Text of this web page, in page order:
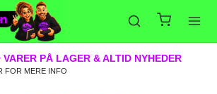
PÅ MANGE PRODUKTER
FOR MERE INFO